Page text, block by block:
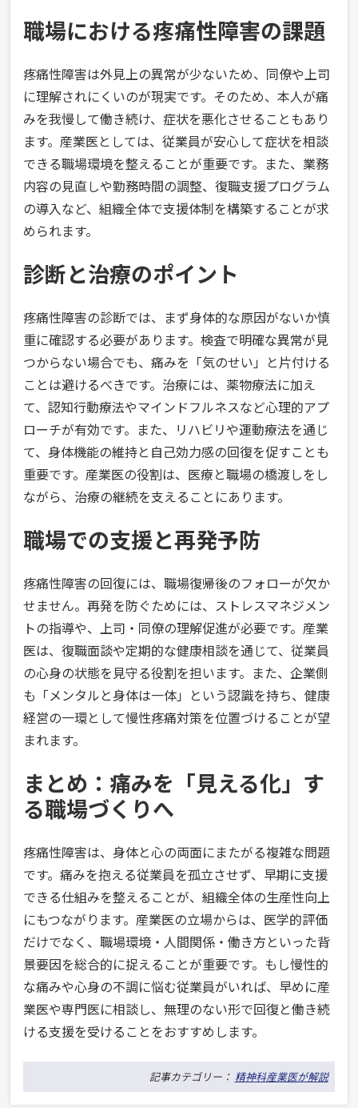
職場における疼痛性障害の課題
疼痛性障害は外見上の異常が少ないため、同僚や上司
に理解されにくいのが現実です。そのため、本人が痛
みを我慢して働き続け、症状を悪化させることもあり
ます。産業医としては、従業員が安心して症状を相談
できる職場環境を整えることが重要です。また、業務
内容の見直しや勤務時間の調整、復職支援プログラム
の導入など、組織全体で支援体制を構築することが求
められます。
診断と治療のポイント
疼痛性障害の診断では、まず身体的な原因がないか慎
重に確認する必要があります。検査で明確な異常が見
つからない場合でも、痛みを「気のせい」と片付ける
ことは避けるべきです。治療には、薬物療法に加え
て、認知行動療法やマインドフルネスなど心理的アプ
ローチが有効です。また、リハビリや運動療法を通じ
て、身体機能の維持と自己効力感の回復を促すことも
重要です。産業医の役割は、医療と職場の橋渡しをし
ながら、治療の継続を支えることにあります。
職場での支援と再発予防
疼痛性障害の回復には、職場復帰後のフォローが欠か
せません。再発を防ぐためには、ストレスマネジメン
トの指導や、上司・同僚の理解促進が必要です。産業
医は、復職面談や定期的な健康相談を通じて、従業員
の心身の状態を見守る役割を担います。また、企業側
も「メンタルと身体は一体」という認識を持ち、健康
経営の一環として慢性疼痛対策を位置づけることが望
まれます。
まとめ：痛みを「見える化」す
る職場づくりへ
疼痛性障害は、身体と心の両面にまたがる複雑な問題
です。痛みを抱える従業員を孤立させず、早期に支援
できる仕組みを整えることが、組織全体の生産性向上
にもつながります。産業医の立場からは、医学的評価
だけでなく、職場環境・人間関係・働き方といった背
景要因を総合的に捉えることが重要です。もし慢性的
な痛みや心身の不調に悩む従業員がいれば、早めに産
業医や専門医に相談し、無理のない形で回復と働き続
ける支援を受けることをおすすめします。
記事カテゴリー： 精神科産業医が解説